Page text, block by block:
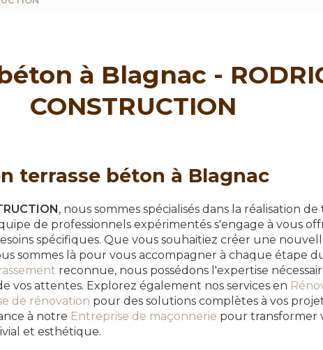
à Blagnac -
CONSTRUCTION
terrasse béton à Blagnac
, nous sommes spécialisés dans la réalisation de
de professionnels expérimentés s'engage à vous
spécifiques. Que vous souhaitiez créer une
sommes là pour vous accompagner à chaque étape
reconnue, nous possédons l'expertise
vos attentes. Explorez également nos services en
de rénovation pour des solutions complètes à vos
à notre Entreprise de maçonnerie pour transformer
et esthétique.